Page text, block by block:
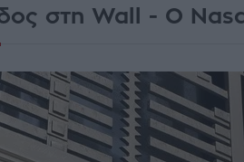
στη Wall - Ο